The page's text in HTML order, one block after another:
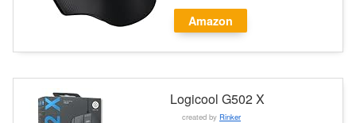
Amazon
Logicool G502 X
created by Rinker